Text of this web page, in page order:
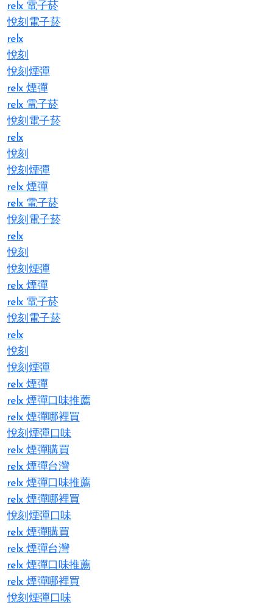
relx 電子菸
悅刻電子菸
relx
悅刻
悅刻煙彈
relx 煙彈
relx 電子菸
悅刻電子菸
relx
悅刻
悅刻煙彈
relx 煙彈
relx 電子菸
悅刻電子菸
relx
悅刻
悅刻煙彈
relx 煙彈
relx 電子菸
悅刻電子菸
relx
悅刻
悅刻煙彈
relx 煙彈
relx 煙彈口味推薦
relx 煙彈哪裡買
悅刻煙彈口味
relx 煙彈購買
relx 煙彈台灣
relx 煙彈口味推薦
relx 煙彈哪裡買
悅刻煙彈口味
relx 煙彈購買
relx 煙彈台灣
relx 煙彈口味推薦
relx 煙彈哪裡買
悅刻煙彈口味